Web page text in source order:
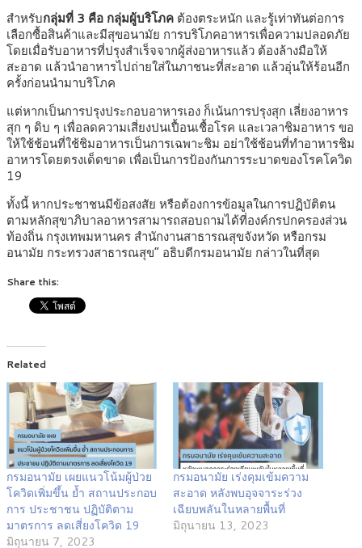
สำหรับกลุ่มที่ 3 คือ กลุ่มผู้บริโภค ต้องตระหนัก และรู้เท่าทันต่อการ
เลือกซื้อสินค้าและมีสุขอนามัย การบริโภคอาหารเพื่อความปลอดภัย
โดยเมื่อรับอาหารที่ปรุงสำเร็จจากผู้ส่งอาหารแล้ว ต้องล้างมือให้
สะอาด แล้วนำอาหารไปถ่ายใส่ในภาชนะที่สะอาด แล้วอุ่นให้ร้อนอีก
ครั้งก่อนนำมาบริโภค
แต่หากเป็นการปรุงประกอบอาหารเอง ก็เน้นการปรุงสุก เลี่ยงอาหาร
สุก ๆ ดิบ ๆ เพื่อลดความเสี่ยงปนเปื้อนเชื้อโรค และเวลาชิมอาหาร ขอ
ให้ใช้ช้อนที่ใช้ชิมอาหารเป็นการเฉพาะชิม อย่าใช้ช้อนที่ทำอาหารชิม
อาหารโดยตรงเด็ดขาด เพื่อเป็นการป้องกันการระบาดของโรคโควิด
19
ทั้งนี้ หากประชาชนมีข้อสงสัย หรือต้องการข้อมูลในการปฏิบัติตน
ตามหลักสุขาภิบาลอาหารสามารถสอบถามได้ที่องค์กรปกครองส่วน
ท้องถิ่น กรุงเทพมหานคร สำนักงานสาธารณสุขจังหวัด หรือกรม
อนามัย กระทรวงสาธารณสุข” อธิบดีกรมอนามัย กล่าวในที่สุด
Share this:
Related
กรมอนามัย เผยแนวโน้มผู้ป่วย
โควิดเพิ่มขึ้น ย้ำ สถานประกอบ
การ ประชาชน ปฏิบัติตาม
มาตรการ ลดเสี่ยงโควิด 19
มิถุนายน 7, 2023
กรมอนามัย เร่งคุมเข้มความ
สะอาด หลังพบอุจจาระร่วง
เฉียบพลันในหลายพื้นที่
มิถุนายน 13, 2023